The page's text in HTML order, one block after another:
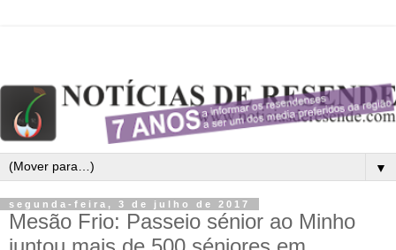
▼
segunda-feira, 3 de julho de 2017
Mesão Frio: Passeio sénior ao Minho